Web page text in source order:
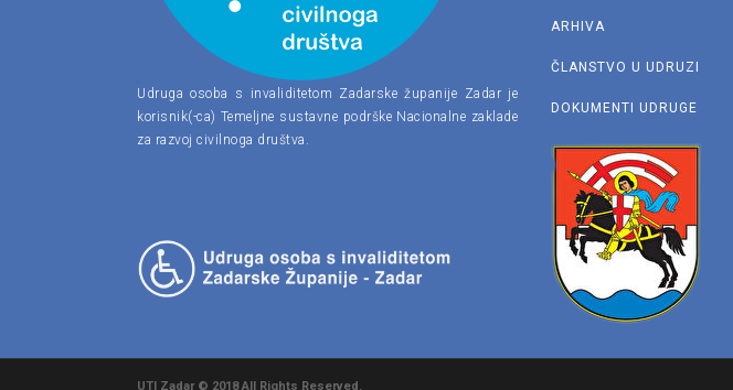
Udruga osoba s invaliditetom Zadarske županije Zadar je
korisnik(-ca) Temeljne sustavne podrške Nacionalne zaklade
za razvoj civilnoga društva.
ARHIVA
ČLANSTVO U UDRUZI
DOKUMENTI UDRUGE
UTI Zadar © 2018 All Rights Reserved.